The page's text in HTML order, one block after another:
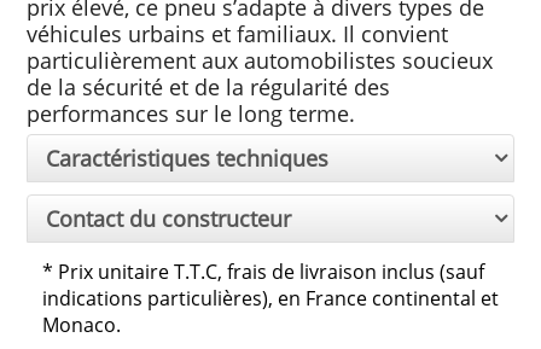
prix élevé, ce pneu s’adapte à divers types de
véhicules urbains et familiaux. Il convient
particulièrement aux automobilistes soucieux
de la sécurité et de la régularité des
performances sur le long terme.
Caractéristiques techniques
Contact du constructeur
* Prix unitaire T.T.C, frais de livraison inclus (sauf
indications particulières), en France continental et
Monaco.